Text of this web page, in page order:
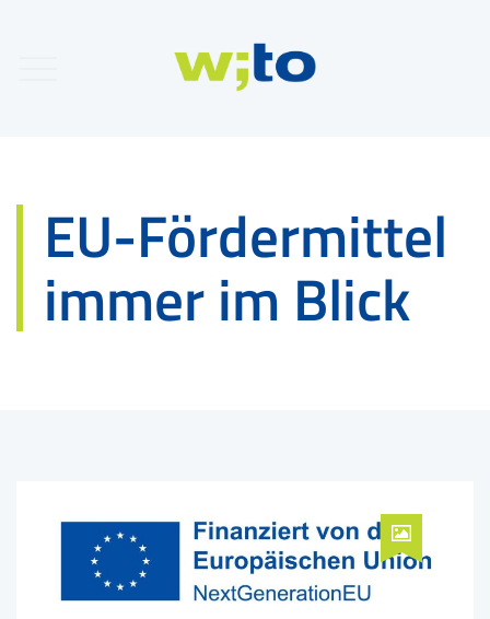
EU-Fördermittel
immer im Blick